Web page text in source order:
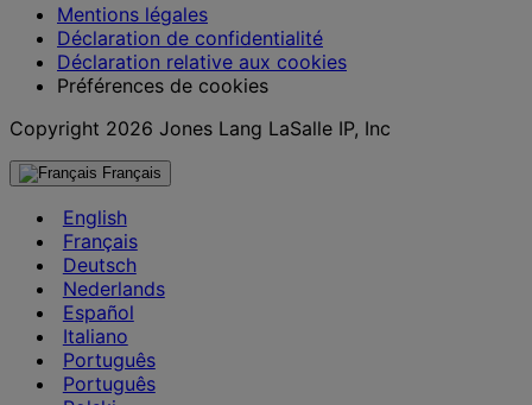
Mentions légales
Déclaration de confidentialité
Déclaration relative aux cookies
Préférences de cookies
Copyright 2026 Jones Lang LaSalle IP, Inc
Français
English
Français
Deutsch
Nederlands
Español
Italiano
Português
Português